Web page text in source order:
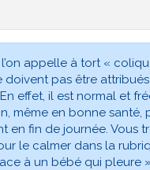
appelle à tort «
doivent pas être
effet, il est normal et
même en bonne santé,
en fin de journée. Vous
le calmer dans la
à un bébé qui pleure